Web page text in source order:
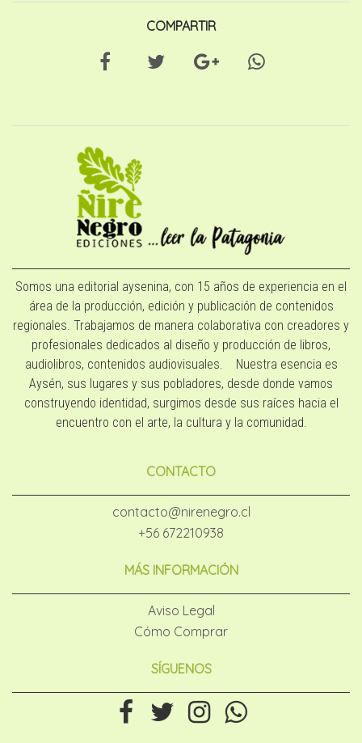
COMPARTIR
Somos una editorial aysenina, con 15 años de experiencia en el
área de la producción, edición y publicación de contenidos
regionales. Trabajamos de manera colaborativa con creadores y
profesionales dedicados al diseño y producción de libros,
audiolibros, contenidos audiovisuales. Nuestra esencia es
Aysén, sus lugares y sus pobladores, desde donde vamos
construyendo identidad, surgimos desde sus raíces hacia el
encuentro con el arte, la cultura y la comunidad.
CONTACTO
contacto@nirenegro.cl
+56 672210938
MÁS INFORMACIÓN
Aviso Legal
Cómo Comprar
SÍGUENOS